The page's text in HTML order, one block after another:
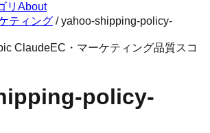
リ About
ティング /yahoo-shipping-policy-
ClaudeEC・マーケティング品質スコ
policy-